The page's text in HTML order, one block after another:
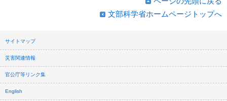
文部科学省ホームページトップへ
サイトマップ
災害関連情報
官公庁等リンク集
English